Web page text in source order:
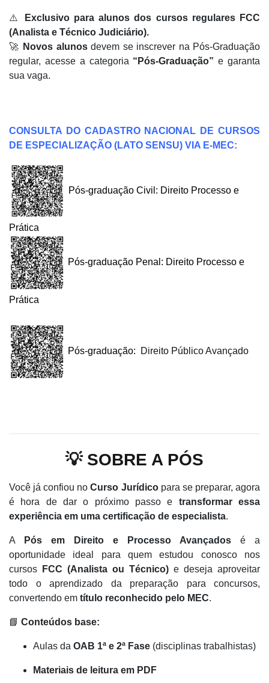
⚠️
Exclusivo para alunos dos cursos regulares FCC
(Analista e Técnico Judiciário).
🚀 Novos alunosdevem se inscrever na Pós-Graduação
regular, acesse a categoria “Pós-Graduação” e garanta
sua vaga.
CONSULTA DO CADASTRO NACIONAL DE CURSOS
DE ESPECIALIZAÇÃO (LATO SENSU) VIA E-MEC:
Pós-graduação Civil: Direito Processo e
Prática
Pós-graduação Penal: Direito Processo e
Prática
Pós-graduação: Direito Público Avançado
💡 SOBRE A PÓS
Você já confiou noCurso Jurídicopara se preparar, agora
é hora de dar o próximo passo e transformar essa
experiência em uma certificação de especialista.
A Pós em Direito e Processo Avançados é a
oportunidade ideal para quem estudou conosco nos
cursos
FCC (Analista ou Técnico) e deseja aproveitar
todo o aprendizado da preparação para concursos,
convertendo em título reconhecido pelo MEC.
📘 Conteúdos base:
Aulas da OAB 1ª e 2ª Fase (disciplinas trabalhistas)
Materiais de leitura em PDF